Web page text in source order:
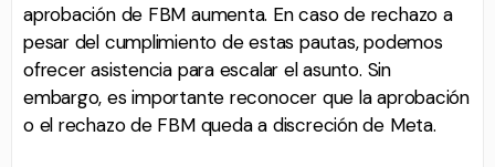
aprobación de FBM aumenta. En caso de rechazo a
pesar del cumplimiento de estas pautas, podemos
ofrecer asistencia para escalar el asunto. Sin
embargo, es importante reconocer que la aprobación
o el rechazo de FBM queda a discreción de Meta.